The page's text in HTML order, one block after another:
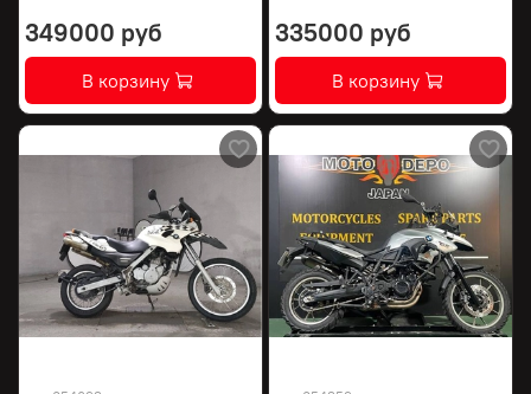
349000 руб
В корзину
335000 руб
В корзину